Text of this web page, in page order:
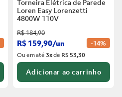
Torneira Elétrica de Parede
Loren Easy Lorenzetti
4800W 110V
R$184,90
R$ 159,90/un -14%
Ou em até3xde R$ 53,30
Adicionar ao carrinho